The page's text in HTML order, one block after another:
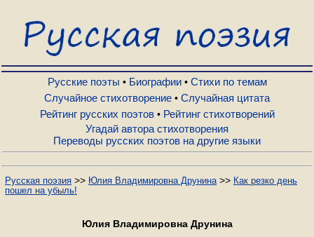
Русские поэты
Биографии
Стихи по темам
Случайное стихотворение
Русские поэты • Биографии• Стихи по темам
Случайное стихотворение • Случайная цитата
Рейтинг русских поэтов• Рейтинг стихотворений
Угадай автора стихотворения
Переводы русских поэтов на другие языки
Русская поэзия >> Юлия Владимировна Друнина >> Как резко день
пошел на убыль!
Юлия Владимировна Друнина